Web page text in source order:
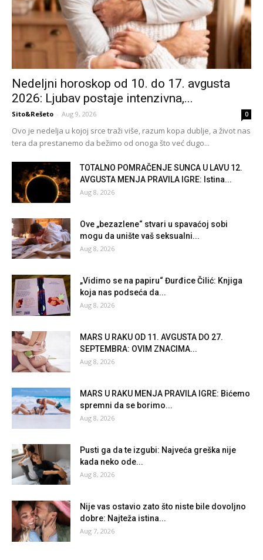
Nedeljni horoskop od 10. do 17. avgusta
2026: Ljubav postaje intenzivna,...
Sito&Rešeto - Aug 9, 2026 0
Ovo je nedelja u kojoj srce traži više, razum kopa dublje, a život nas
tera da prestanemo da bežimo od onoga što već dugo...
TOTALNO POMRAČENJE SUNCA U LAVU 12.
AVGUSTA MENJA PRAVILA IGRE: Istina...
Aug 8, 2026
Ove „bezazlene“ stvari u spavaćoj sobi
mogu da unište vaš seksualni...
Aug 8, 2026
„Vidimo se na papiru“ Đurđice Čilić: Knjiga
koja nas podseća da...
Aug 8, 2026
MARS U RAKU OD 11. AVGUSTA DO 27.
SEPTEMBRA: OVIM ZNACIMA...
Aug 8, 2026
MARS U RAKU MENJA PRAVILA IGRE: Bićemo
spremni da se borimo...
Aug 8, 2026
Pusti ga da te izgubi: Najveća greška nije
kada neko ode...
Aug 8, 2026
Nije vas ostavio zato što niste bile dovoljno
dobre: Najteža istina...
Aug 7, 2026